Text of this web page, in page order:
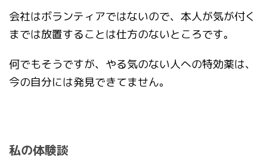
会社はボランティアではないので、本人が気が付く
までは放置することは仕方のないところです。
何でもそうですが、やる気のない人への特効薬は、
今の自分には発見できてません。
私の体験談